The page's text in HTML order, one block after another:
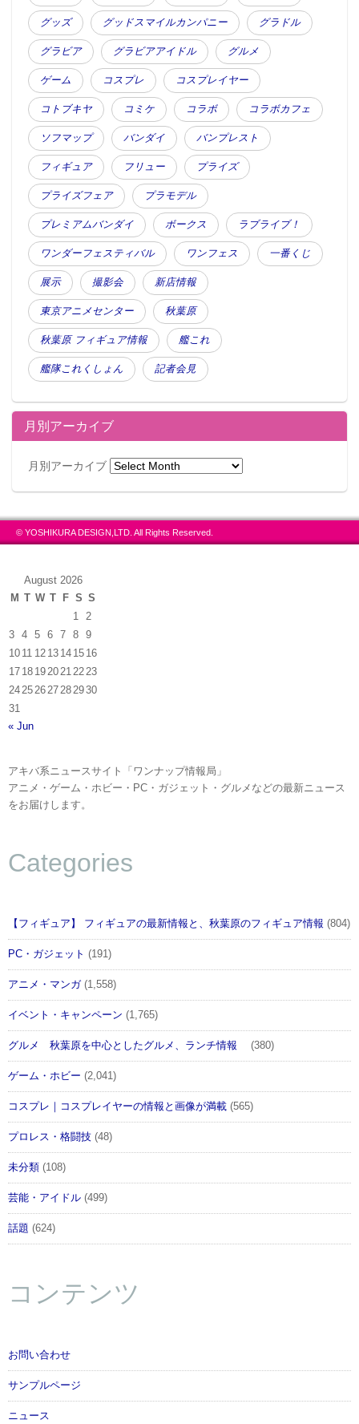
グッズ グッドスマイルカンパニー グラドル
グラビア グラビアアイドル グルメ
ゲーム コスプレ コスプレイヤー
コトブキヤ コミケ コラボ コラボカフェ
ソフマップ バンダイ バンプレスト
フィギュア フリュー プライズ
プライズフェア プラモデル
プレミアムバンダイ ボークス ラブライブ！
ワンダーフェスティバル ワンフェス 一番くじ
展示 撮影会 新店情報
東京アニメセンター 秋葉原
秋葉原 フィギュア情報 艦これ
艦隊これくしょん 記者会見
月別アーカイブ
月別アーカイブ
© YOSHIKURA DESIGN,LTD. All Rights Reserved.
August 2026
M T W T F S S
1
2
3
4 5 6 7 8
9
10 11 12 13 14 15 16
17 18 19 20 21 22 23
24 25 26 27 28 2930
31
« Jun
アキバ系ニュースサイト「ワンナップ情報局」
アニメ・ゲーム・ホビー・PC・ガジェット・グルメなどの最新ニュース
をお届けします。
Categories
【フィギュア】 フィギュアの最新情報と、秋葉原のフィギュア情報 (804)
PC・ガジェット (191)
アニメ・マンガ(1,558)
イベント・キャンペーン (1,765)
グルメ 秋葉原を中心としたグルメ、ランチ情報 (380)
ゲーム・ホビー (2,041)
コスプレ｜コスプレイヤーの情報と画像が満載 (565)
プロレス・格闘技 (48)
未分類 (108)
芸能・アイドル (499)
話題 (624)
コンテンツ
お問い合わせ
サンプルページ
ニュース